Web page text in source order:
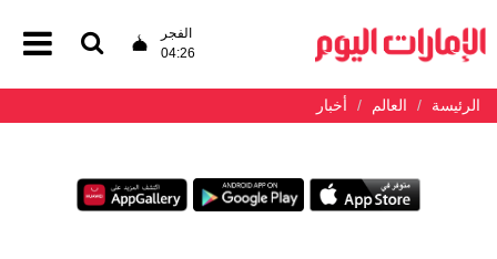
الفجر
04:26
الرئيسة العالم أخبار